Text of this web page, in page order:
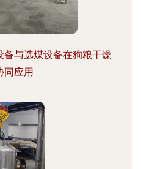
与选煤设备在狗粮干燥
同应用